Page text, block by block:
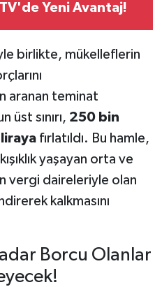
Yeni Avantaj!
birlikte, mükelleflerin
aranan teminat
üst sınırı, 250 bin
fırlatıldı. Bu hamle,
yaşayan orta ve
vergi daireleriyle olan
kalkmasını
Borcu Olanlar